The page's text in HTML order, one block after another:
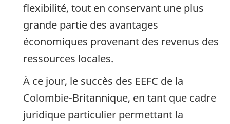
flexibilité, tout en conservant une plus
grande partie des avantages
économiques provenant des revenus des
ressources locales.
À ce jour, le succès des EEFC de la
Colombie-Britannique, en tant que cadre
juridique particulier permettant la